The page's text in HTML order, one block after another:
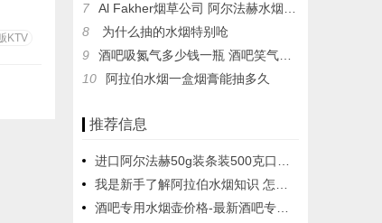
KTV
7
Al Fakher烟草公司 阿尔法赫水烟膏简介
8
为什么抽的水烟特别呛
9
酒吧吸氮气多少钱一瓶 酒吧笑气不要玩
10
阿拉伯水烟一盒烟膏能抽多久
推荐信息
进口阿尔法赫50g装条装500克口味图片 阿拉伯水烟膏中国总代理
我是新手了解阿拉伯水烟知识 怎么购买抽阿拉伯水烟
酒吧专用水烟壶价格-最新酒吧专用水烟壶价格、批发报价、价格大全